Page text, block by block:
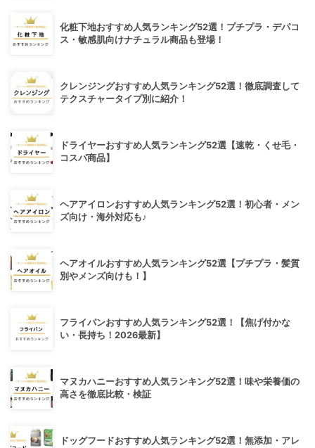
化粧下地おすすめ人気ランキング52選！プチプラ・デパコ
ス・敏感肌向けナチュラル商品も登場！
クレンジングおすすめ人気ランキング52選！徹底調査して
テクスチャータイプ別に紹介！
ドライヤーおすすめ人気ランキング52選【速乾・くせ毛・
コスパ商品】
ヘアアイロンおすすめ人気ランキング52選！初心者・メン
ズ向け・海外対応も♪
ヘアオイルおすすめ人気ランキング52選【プチプラ・髪質
別やメンズ向けも！】
フライパンおすすめ人気ランキング52選！【焦げ付かな
い・長持ち！2026最新】
マヌカハニーおすすめ人気ランキング52選！味や栄養価の
高さを徹底比較・検証
ドッグフードおすすめ人気ランキング52選！無添加・アレ